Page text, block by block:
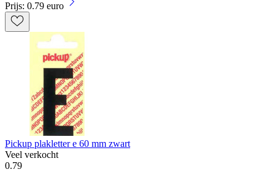
Prijs: 0.79 euro
Pickup plakletter e 60 mm zwart
Veel verkocht
0.79